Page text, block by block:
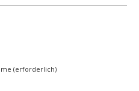
(erforderlich)